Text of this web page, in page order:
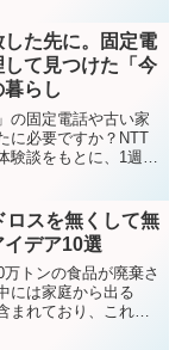
た先に。固定電
て見つけた「今
らし
の固定電話や古い家
に必要ですか？NTT
験談をもとに、1週間
だからこそ、固定観
住環境を作るヒント
ロスを無くして無
デア10選
万トンの食品が廃棄さ
には家庭から出る
まれており、これを